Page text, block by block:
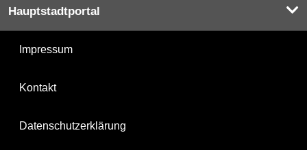
Hauptstadtportal
Impressum
Kontakt
Datenschutzerklärung